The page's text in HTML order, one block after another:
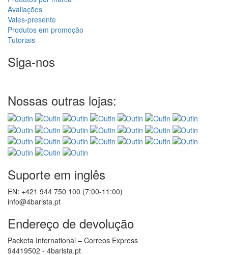
Avaliações
Vales-presente
Produtos em promoção
Tutoriais
Siga-nos
Nossas outras lojas:
Suporte em inglês
EN: +421 944 750 100 (7:00-11:00)
info@4barista.pt
Endereço de devolução
Packeta International – Correos Express
94419502 - 4barista.pt